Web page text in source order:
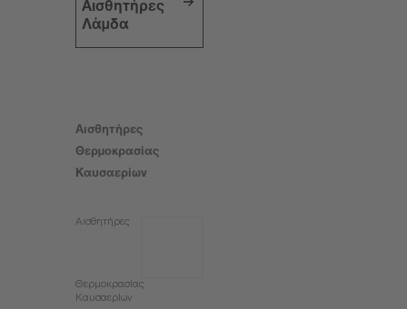
Αισθητήρες
Λάμδα
Αισθητήρες
Θερμοκρασίας
Καυσαερίων
Αισθητήρες
Θερμοκρασίας
Καυσαερίων